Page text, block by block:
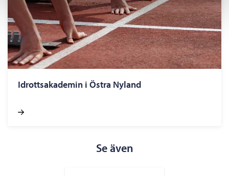
Idrottsakademin i Östra Nyland
Se även